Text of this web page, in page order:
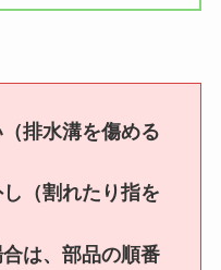
排水溝を傷める
（割れたり指を
は、部品の順番